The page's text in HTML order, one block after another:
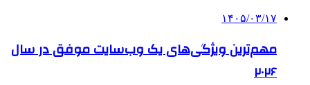
۱۴۰۵/۰۳/۱۷
مهم‌ترین ویژگی‌های یک وب‌سایت موفق در سال
۲۰۲۶